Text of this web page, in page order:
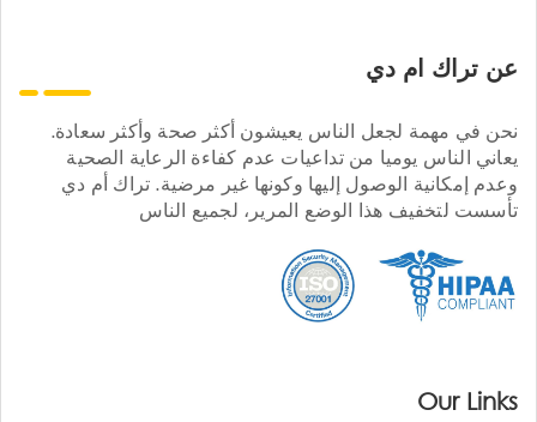
عن تراك ام دي
نحن في مهمة لجعل الناس يعيشون أكثر صحة وأكثر سعادة.
يعاني الناس يوميا من تداعيات عدم كفاءة الرعاية الصحية
وعدم إمكانية الوصول إليها وكونها غير مرضية. تراك أم دي
تأسست لتخفيف هذا الوضع المرير، لجميع الناس
Our Links